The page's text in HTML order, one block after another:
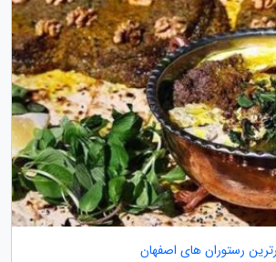
رستوران های اصفهان